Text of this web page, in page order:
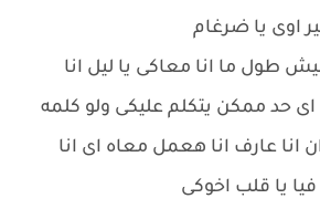
اوى يا ضرغام
طول ما انا معاكى يا ليل انا
حد ممكن يتكلم عليكى ولو كلمه
انا عارف انا هعمل معاه اى انا
يا قلب اخوكى